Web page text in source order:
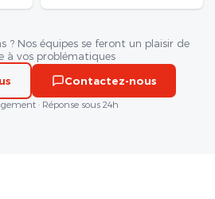
? Nos équipes se feront un plaisir de
à vos problématiques
Contactez-nous
· Réponse sous 24h